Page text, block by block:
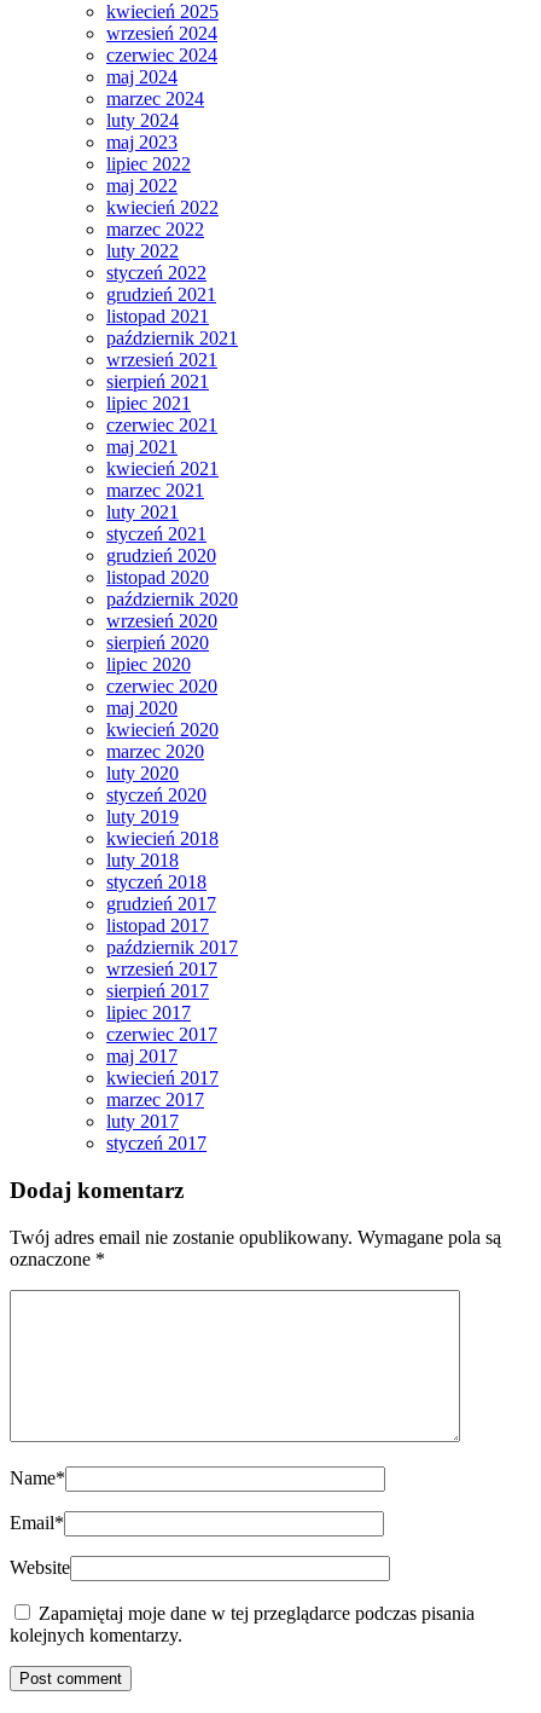
kwiecień 2025
wrzesień 2024
czerwiec 2024
maj 2024
marzec 2024
luty 2024
maj 2023
lipiec 2022
maj 2022
kwiecień 2022
marzec 2022
luty 2022
styczeń 2022
grudzień 2021
listopad 2021
październik 2021
wrzesień 2021
sierpień 2021
lipiec 2021
czerwiec 2021
maj 2021
kwiecień 2021
marzec 2021
luty 2021
styczeń 2021
grudzień 2020
listopad 2020
październik 2020
wrzesień 2020
sierpień 2020
lipiec 2020
czerwiec 2020
maj 2020
kwiecień 2020
marzec 2020
luty 2020
styczeń 2020
luty 2019
kwiecień 2018
luty 2018
styczeń 2018
grudzień 2017
listopad 2017
październik 2017
wrzesień 2017
sierpień 2017
lipiec 2017
czerwiec 2017
maj 2017
kwiecień 2017
marzec 2017
luty 2017
styczeń 2017
Dodaj komentarz
Twój adres email nie zostanie opublikowany. Wymagane pola są
oznaczone *
Name*
Email*
Website
Zapamiętaj moje dane w tej przeglądarce podczas pisania
kolejnych komentarzy.